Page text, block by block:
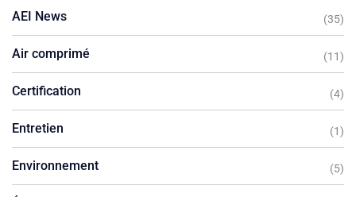
AEI News (35)
Air comprimé (11)
Certification (4)
Entretien (1)
Environnement (5)